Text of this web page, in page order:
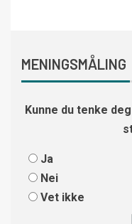
MENINGSMÅLING
Kunne du tenke
Ja
Nei
Vet ikke